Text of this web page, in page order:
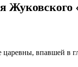
царевны, впавшей